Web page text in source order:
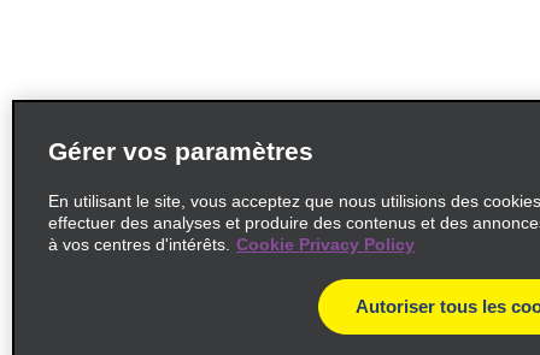
Gérer vos paramètres
En utilisant le site, vous acceptez que nous utilisions des
effectuer des analyses et produire des contenus et des
à vos centres d'intérêts. Cookie Privacy Policy
Autoriser tous les